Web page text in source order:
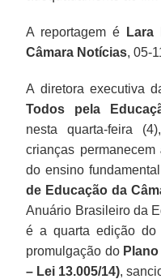
A reportagem é Lara
Câmara Notícias, 05-
A diretora executiva
Todos pela
nesta quarta-feira
crianças permanecem
do ensino
de Educação da
Anuário Brasileiro da
é a quarta edição
promulgação do
– Lei 13.005/14),